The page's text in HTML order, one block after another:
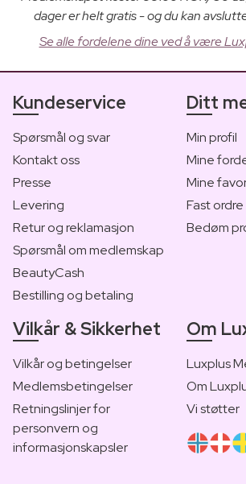
dager er helt gratis - og du kan
Se alle fordelene dine ved å være
Kundeservice
Spørsmål og svar
Kontakt oss
Presse
Levering
Retur og reklamasjon
Spørsmål om medlemskap
BeautyCash
Bestilling og betaling
Ditt
Min profil
Mine
Mine
Fast ordre
Bedøm
Vilkår & Sikkerhet
Vilkår og betingelser
Medlemsbetingelser
Retningslinjer for
personvern og
informasjonskapsler
Om
Luxplus
Om
Vi støtter